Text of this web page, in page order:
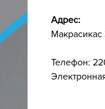
Адрес:
Макрасикас
Телефон: